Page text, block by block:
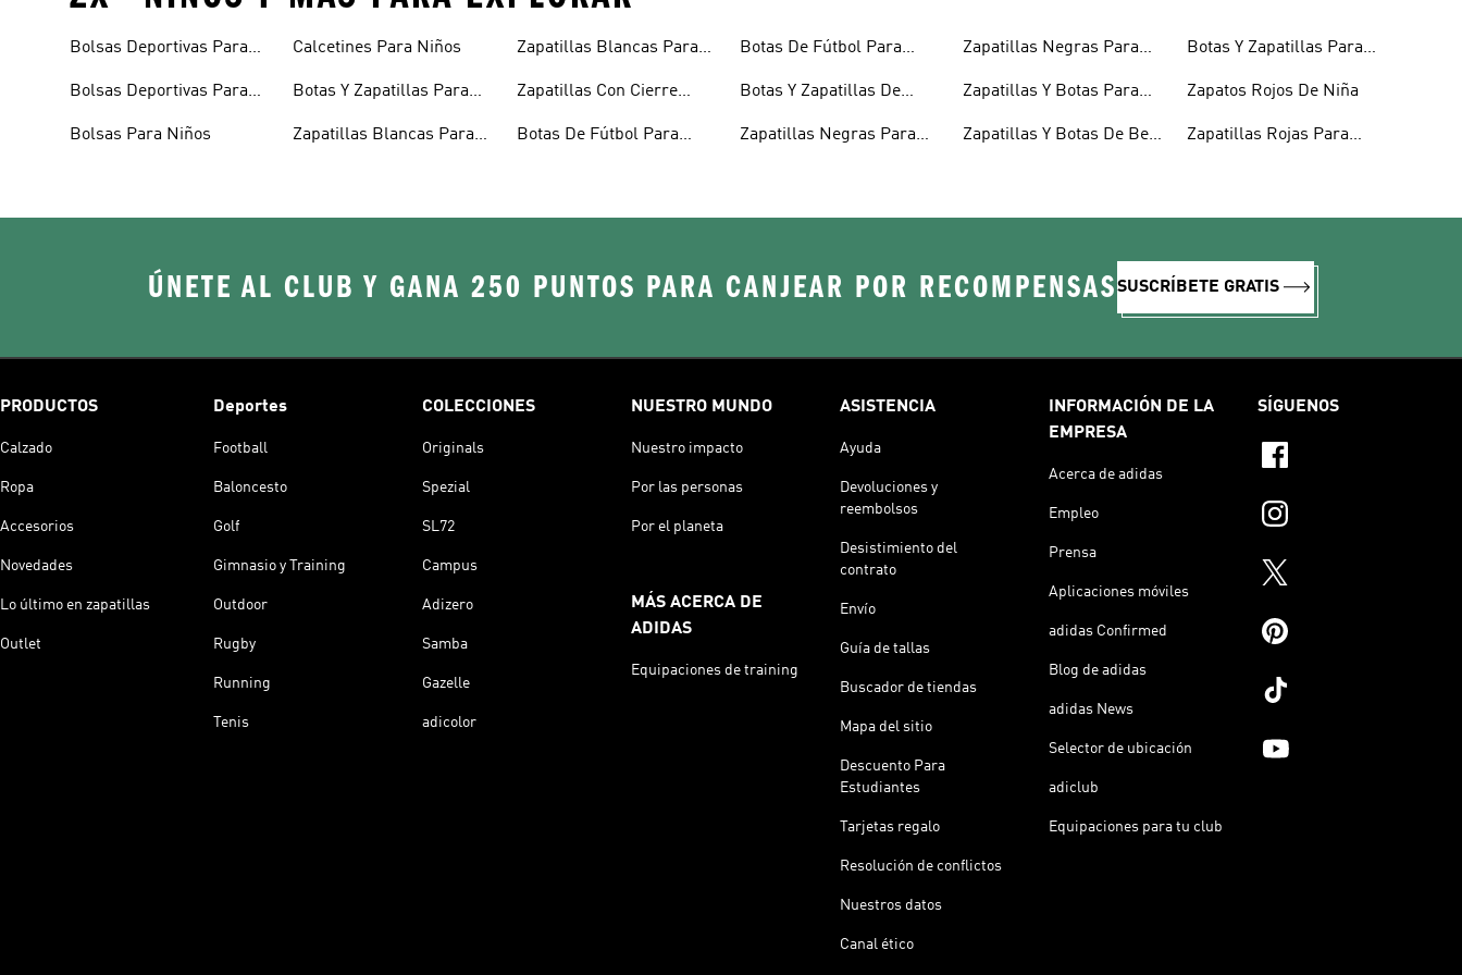
Bolsas Deportivas Para
Bolsas Deportivas Para
Bolsas Para Niños
Calcetines Para Niños
Botas Y Zapatillas Para
Zapatillas Blancas Para
Zapatillas Blancas Para
Zapatillas Con Cierre
Botas De Fútbol Para
Botas De Fútbol Para
Botas Y Zapatillas De
Zapatillas Negras Para
Zapatillas Negras Para
Zapatillas Y Botas Para
Zapatillas Y Botas De Bebé
Botas Y Zapatillas Para
Zapatos Rojos De Niña
Zapatillas Rojas Para
ÚNETE AL CLUB Y GANA 250 PUNTOS PARA CANJEAR POR RECOMPENSASSUSCRÍBETE GRATIS
PRODUCTOS
Calzado
Ropa
Accesorios
Novedades
Lo último en zapatillas
Outlet
Deportes
Football
Baloncesto
Golf
Gimnasio y Training
Outdoor
Rugby
Running
Tenis
COLECCIONES
Originals
Spezial
SL72
Campus
Adizero
Samba
Gazelle
adicolor
NUESTRO MUNDO
Nuestro impacto
Por las personas
Por el planeta
MÁS ACERCA DE
ADIDAS
Equipaciones de training
ASISTENCIA
Ayuda
Devoluciones y
reembolsos
Desistimiento del
contrato
Envío
Guía de tallas
Buscador de tiendas
Mapa del sitio
Descuento Para
Estudiantes
Tarjetas regalo
Resolución de conflictos
Nuestros datos
Canal ético
INFORMACIÓN DE LA
EMPRESA
Acerca de adidas
Empleo
Prensa
Aplicaciones móviles
adidas Confirmed
Blog de adidas
adidas News
Selector de ubicación
adiclub
Equipaciones para tu club
SÍGUENOS